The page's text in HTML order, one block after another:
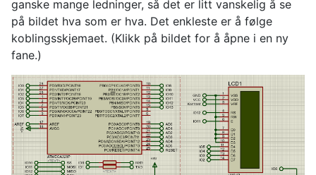
ganske mange ledninger, så det er litt vanskelig å se
på bildet hva som er hva. Det enkleste er å følge
koblingsskjemaet. (Klikk på bildet for å åpne i en ny
fane.)